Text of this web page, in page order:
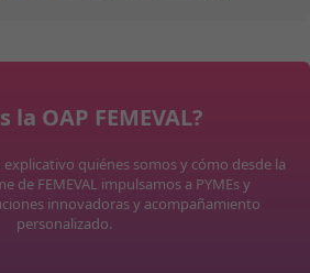
la OAP FEMEVAL?
quiénes somos y cómo desde la
de FEMEVAL impulsamos a PYMEs y
innovadoras y acompañamiento
personalizado.